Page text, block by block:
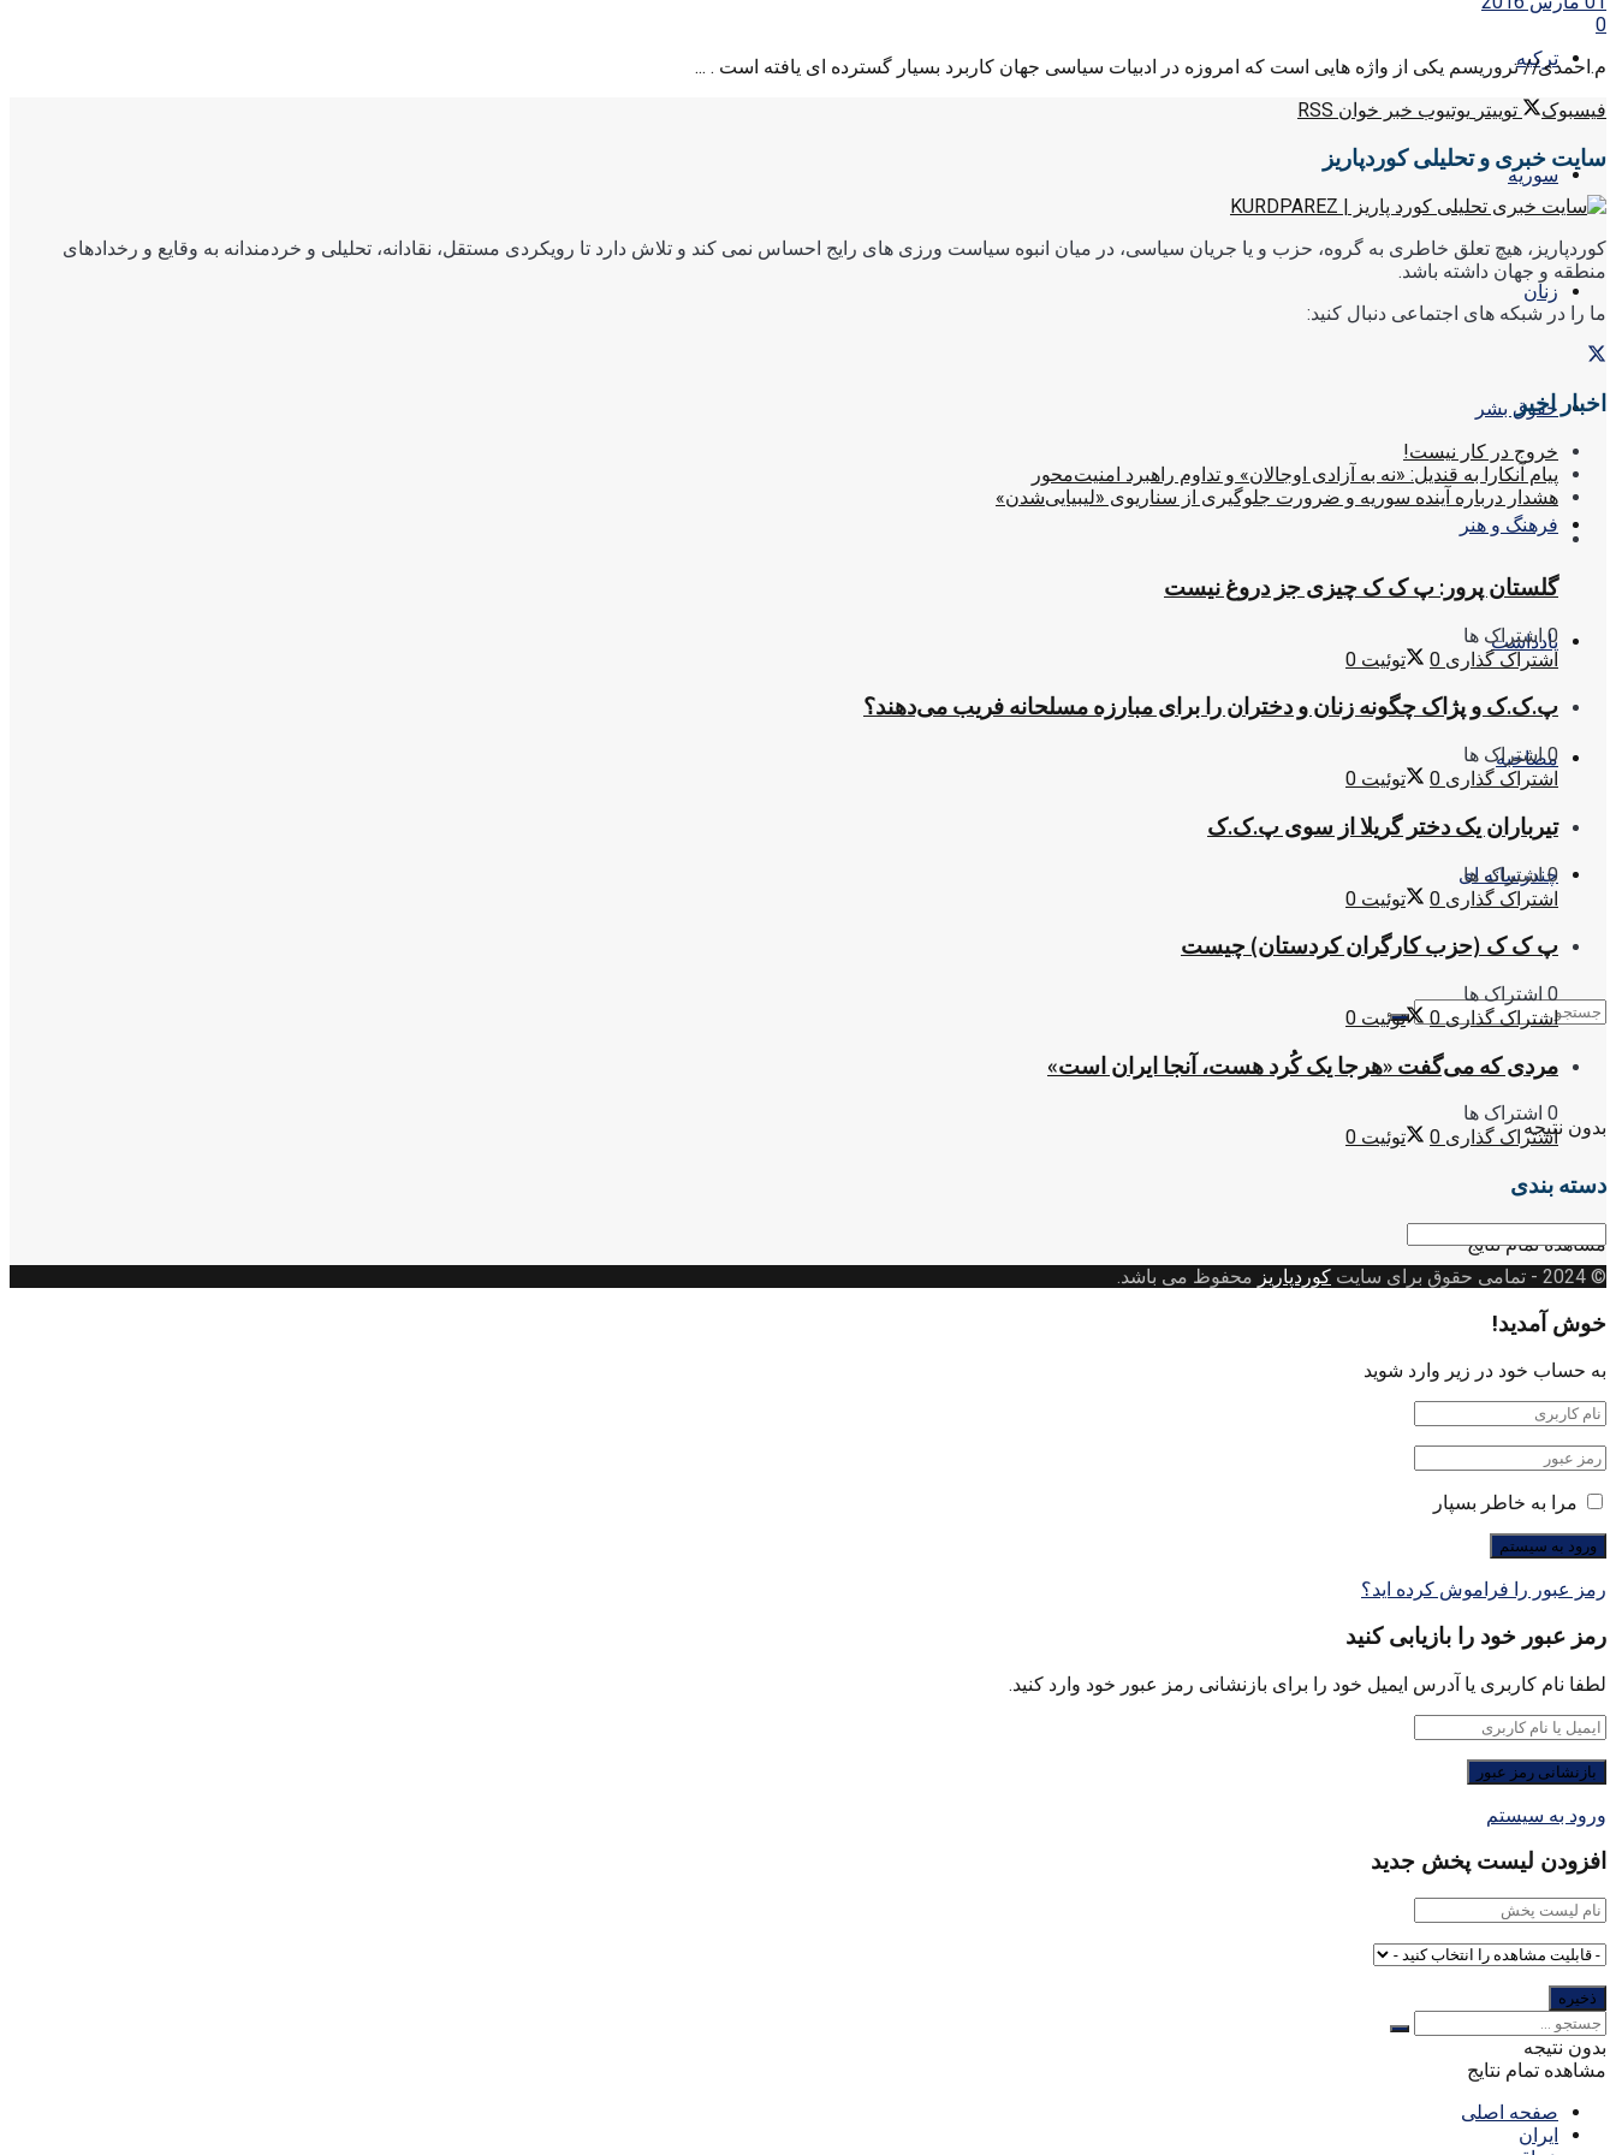
ترکیه
سوریه
زنان
حقوق بشر
فرهنگ و هنر
یادداشت
مصاحبه
چندرسانه ای
بدون نتیجه
مشاهده تمام نتایج
0
م.احمدی// تروریسم یکی از واژه هایی است که امروزه در ادبیات سیاسی جهان کاربرد بسیار گسترده ای یافته است . ...
فیسبوک
توییتر یوتیوب خبر خوان RSS
سایت خبری و تحلیلی کوردپاریز
کوردپاریز، هیچ تعلق خاطری به گروه، حزب و یا جریان سیاسی، در میان انبوه سیاست ورزی های رایج احساس نمی کند و تلاش دارد تا رویکردی مستقل، نقادانه، تحلیلی و خردمندانه به وقایع و رخدادهای
منطقه و جهان داشته باشد.
ما را در شبکه های اجتماعی دنبال کنید:
اخبار اخیر
خروج در کار نیست!
پیام آنکارا به قندیل: «نه به آزادی اوجالان» و تداوم راهبرد امنیت‌محور
هشدار درباره آینده سوریه و ضرورت جلوگیری از سناریوی «لیبیایی‌شدن»
گلستان پرور: پ ک ک چیزی جز دروغ نیست
0 اشتراک ها
اشتراک گذاری 0 توئیت 0
پ.ک.ک و پژاک چگونه زنان و دختران را برای مبارزه مسلحانه فریب می‌دهند؟
0 اشتراک ها
اشتراک گذاری 0 توئیت 0
تیرباران یک دختر گریلا از سوی پ.ک.ک
0 اشتراک ها
اشتراک گذاری 0 توئیت 0
پ ک ک (حزب کارگران کردستان) چیست
0 اشتراک ها
اشتراک گذاری 0 توئیت 0
مردی که می‌گفت «هرجا یک کُرد هست، آنجا ایران است»
0 اشتراک ها
اشتراک گذاری 0 توئیت 0
دسته بندی
دسته
بندی
© 2024
- تمامی حقوق برای سایت کوردپاریز محفوظ می باشد.
خوش آمدید!
به حساب خود در زیر وارد شوید
مرا به خاطر بسپار
رمز عبور را فراموش کرده اید؟
رمز عبور خود را بازیابی کنید
لطفا نام کاربری یا آدرس ایمیل خود را برای بازنشانی رمز عبور خود وارد کنید.
ورود به سیستم
افزودن لیست پخش جدید
بدون نتیجه
مشاهده تمام نتایج
صفحه اصلی
ایران